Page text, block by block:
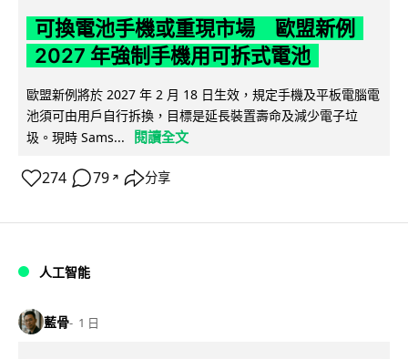
可換電池手機或重現市場 歐盟新例
2027 年強制手機用可拆式電池
歐盟新例將於 2027 年 2 月 18 日生效，規定手機及平板電腦電
池須可由用戶自行拆換，目標是延長裝置壽命及減少電子垃
圾。現時 Sams...
閱讀全文
274 79 ↗ 分享
人工智能
藍骨 1 日